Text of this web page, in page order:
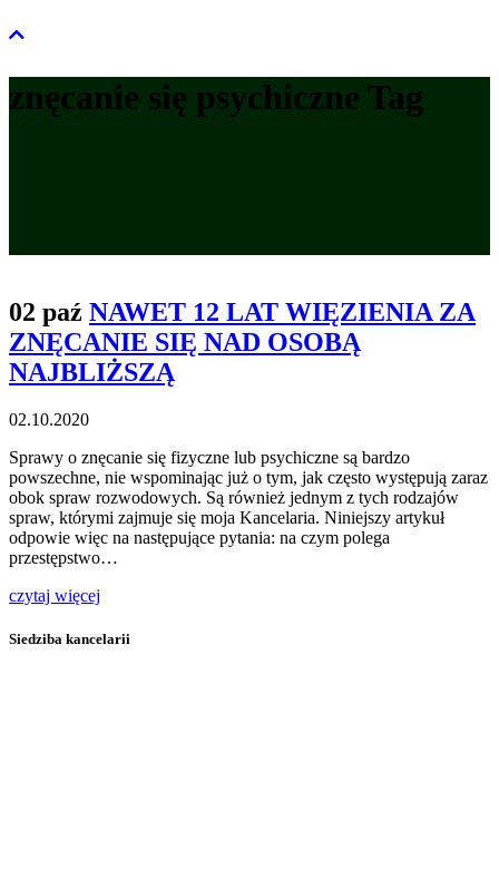
znęcanie się psychiczne Tag
02 paź NAWET 12 LAT WIĘZIENIA ZA
ZNĘCANIE SIĘ NAD OSOBĄ
NAJBLIŻSZĄ
02.10.2020
Sprawy o znęcanie się fizyczne lub psychiczne są bardzo
powszechne, nie wspominając już o tym, jak często występują zaraz
obok spraw rozwodowych. Są również jednym z tych rodzajów
spraw, którymi zajmuje się moja Kancelaria. Niniejszy artykuł
odpowie więc na następujące pytania: na czym polega
przestępstwo…
czytaj więcej
Siedziba kancelarii